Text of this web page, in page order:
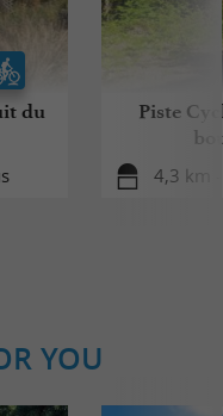
du
Piste
4,3 km
YOU